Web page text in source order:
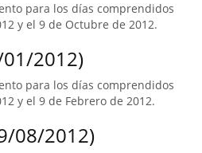
para los días comprendidos
y el 9 de Octubre de 2012.
2012)
para los días comprendidos
y el 9 de Febrero de 2012.
08/2012)